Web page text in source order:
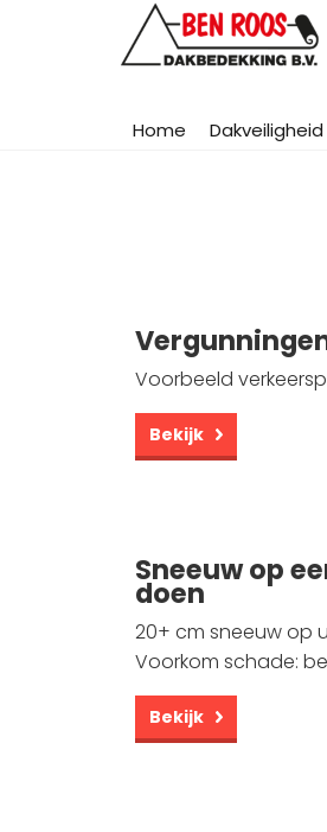
Search
Home Dakveiligheid
Voorbeeld
Bekijk
Sneeuw op
doen
20+ cm sneeuw op
Voorkom schade:
Bekijk